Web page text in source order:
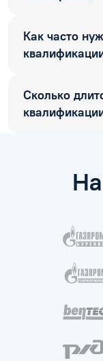
Как часто
Сколько